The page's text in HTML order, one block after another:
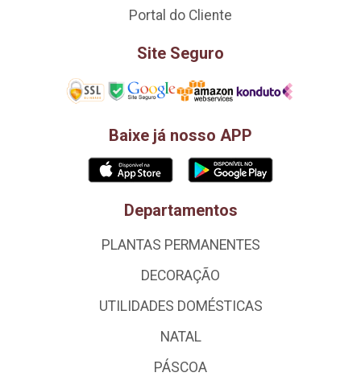
Portal do Cliente
Site Seguro
Baixe já nosso APP
Departamentos
PLANTAS PERMANENTES
DECORAÇÃO
UTILIDADES DOMÉSTICAS
NATAL
PÁSCOA